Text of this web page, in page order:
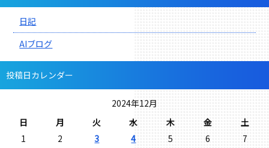
日記
AIブログ
投稿日カレンダー
2024年12月
日
月 火 水 木 金 土
1 2 3 4 5 6
7